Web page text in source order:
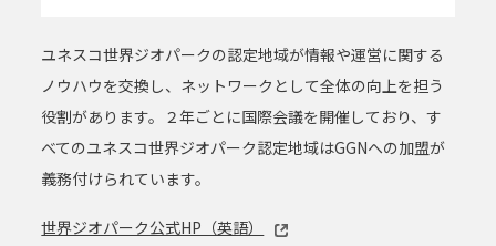
ユネスコ世界ジオパークの認定地域が情報や運営に関する
ノウハウを交換し、ネットワークとして全体の向上を担う
役割があります。２年ごとに国際会議を開催しており、す
べてのユネスコ世界ジオパーク認定地域はGGNへの加盟が
義務付けられています。
世界ジオパーク公式HP（英語）